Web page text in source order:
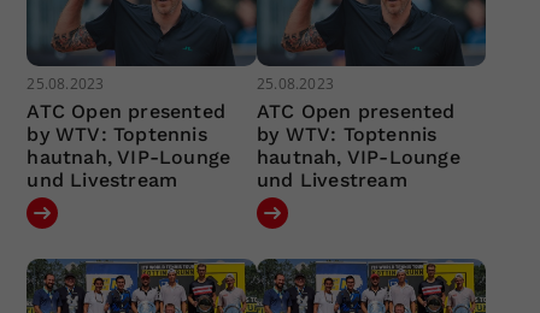
25.08.2023
ATC Open presented
by WTV: Toptennis
hautnah, VIP-Lounge
und Livestream
25.08.2023
ATC Open presented
by WTV: Toptennis
hautnah, VIP-Lounge
und Livestream